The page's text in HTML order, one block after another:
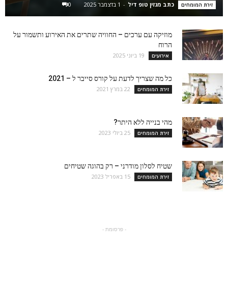
זירת המומחים כתב מגזין טופ דיל - 1 בדצמבר 2025 0
מוזיקה עם ערכים – החוויה שתרים את האירוע ותשמור על
הרוח
אירועים 19 ביוני 2025
כל מה שצריך לדעת על קורס סייבר ל – 2021
זירת המומחים 22 במרץ 2021
מהי בנייה ללא היתר?
זירת המומחים 25 ביולי 2023
שטיח לסלון מודרני – רק בהוגה שטיחים
זירת המומחים 15 באפריל 2023
- פרסומת -